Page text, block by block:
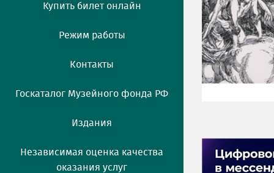
Купить билет онлайн
Режим работы
Контакты
Госкаталог Музейного фонда РФ
Издания
Независимая оценка качества
оказания услуг